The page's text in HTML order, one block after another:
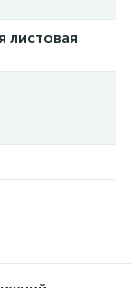
листовая